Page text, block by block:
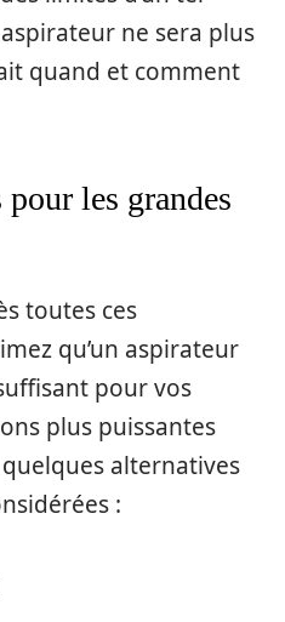
ne sera plus
quand et comment
les grandes
toutes ces
qu’un aspirateur
pour vos
plus puissantes
quelques alternatives
: